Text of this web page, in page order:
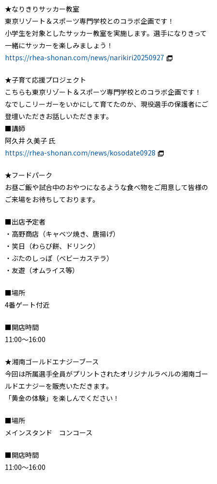
★なりきりサッカー教室
東京リゾート＆スポーツ専門学校とのコラボ企画です！
小学生を対象としたサッカー教室を実施します。選手になりきって
一緒にサッカーを楽しみましょう！
https://rhea-shonan.com/news/narikiri20250927
★子育て応援プロジェクト
こちらも東京リゾート＆スポーツ専門学校とのコラボ企画です！
なでしこリーガーをいかにして育てたのか、現役選手の保護者にご
登壇いただきお話しいただきます。
■講師
阿久井 久美子 氏
https://rhea-shonan.com/news/kosodate0928
★フードパーク
お昼ご飯や試合中のおやつになるような食べ物をご用意して皆様の
ご来場をお待ちしております。
■出店予定者
・高野商店（キャベツ焼き、唐揚げ）
・笑日（わらび餅、ドリンク）
・ぶたのしっぽ（ベビーカステラ）
・友遊（オムライス等）
■場所
4番ゲート付近
■開店時間
11:00～16:00
★湘南ゴールドエナジーブース
今回は所属選手全員がプリントされたオリジナルラベルの湘南ゴー
ルドエナジーを販売いただきます。
「黄金の体験」を楽しんでください！
■場所
メインスタンド コンコース
■開店時間
11:00～16:00